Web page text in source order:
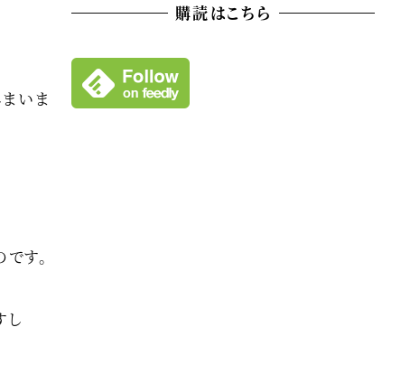
いま
す。
し
ブ
購読はこちら